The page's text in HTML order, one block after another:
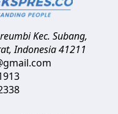
Kec. Subang,
,Indonesia41211